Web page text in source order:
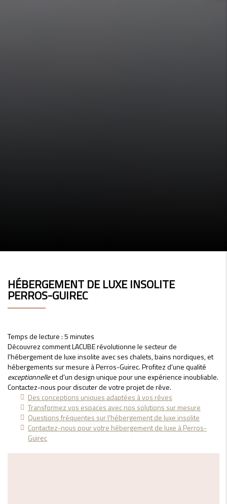
HÉBERGEMENT DE LUXE INSOLITE
PERROS-GUIREC
Temps de lecture : 5 minutes
Découvrez comment LACUBE révolutionne le secteur de
l'hébergement de luxe insolite avec ses chalets, bains nordiques, et
hébergements sur mesure à Perros-Guirec. Profitez d'une qualité
exceptionnelleet d'un design unique pour une expérience inoubliable.
Contactez-nous pour discuter de votre projet de rêve.
Des conceptions uniques adaptées à vos rêves
Transformez vos espaces avec nos solutions sur mesure
Questions fréquentes sur l'hébergement de luxe insolite
Contactez-nous pour votre hébergement de luxe à Perros-
Guirec